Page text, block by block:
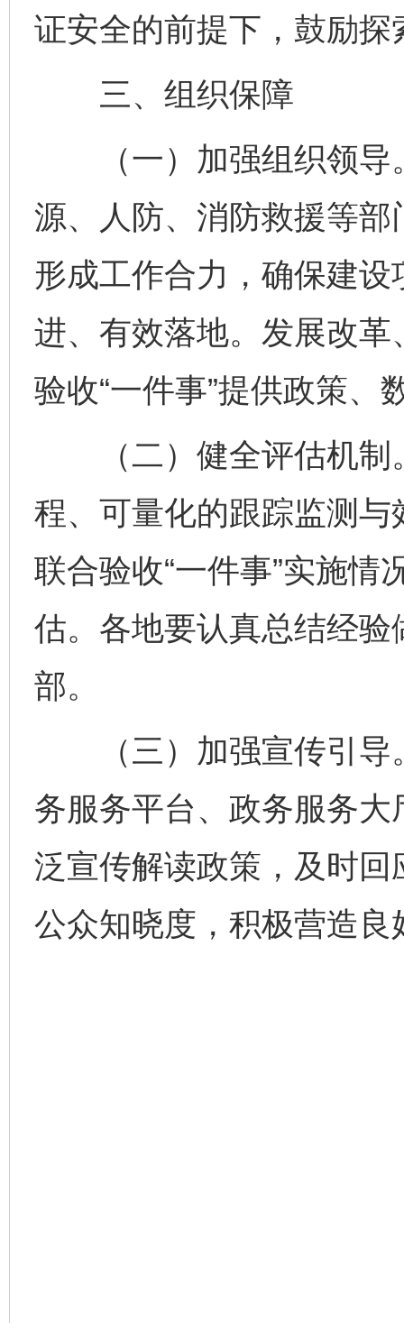
证安全的前提下，鼓励
三、组织保障
（一）加强组织领导
源、人防、消防救援等
形成工作合力，确保建设
进、有效落地。发展改
验收“一件事”提供政策、
（二）健全评估机制
程、可量化的跟踪监测
联合验收“一件事”实施情
估。各地要认真总结经
部。
（三）加强宣传引导
务服务平台、政务服务
泛宣传解读政策，及时
公众知晓度，积极营造良